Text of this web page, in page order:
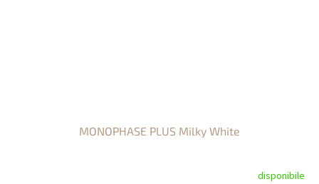
MONOPHASE PLUS Milky White
disponibile